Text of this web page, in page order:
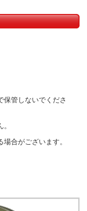
保管しないでくださ
合がございます。